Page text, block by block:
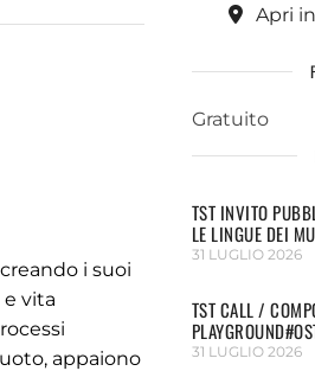
i suoi
vita
appaiono
Apri
Gratuito
TST INVITO
LE LINGUE DEI
31 LUGLIO 2026
TST CALL /
31 LUGLIO 2026